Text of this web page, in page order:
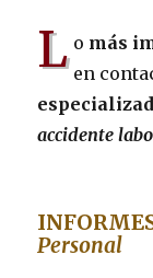
L o más
en
accidente
Personal